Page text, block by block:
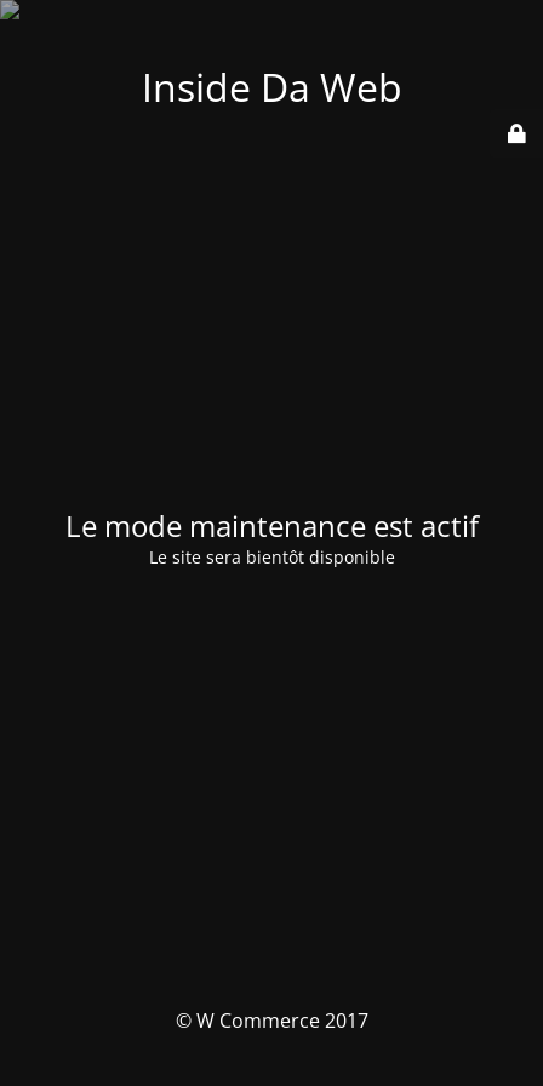
Inside Da Web
Le mode maintenance est actif
Le site sera bientôt disponible
© W Commerce 2017